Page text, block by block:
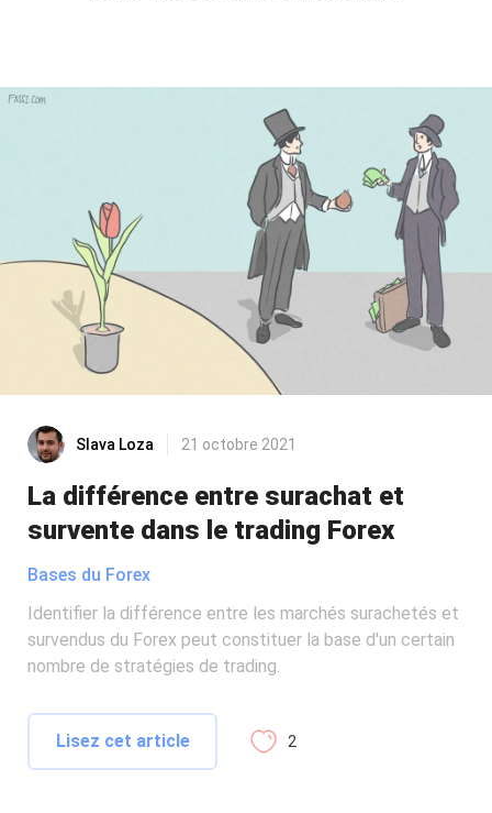
Slava Loza 21 octobre 2021
La différence entre surachat et
survente dans le trading Forex
Bases du Forex
Identifier la différence entre les marchés surachetés et
survendus du Forex peut constituer la base d'un certain
nombre de stratégies de trading.
Lisez cet article 2